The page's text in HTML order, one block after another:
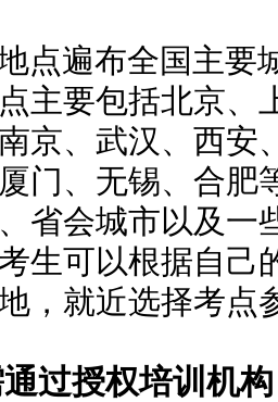
点遍布全国主要
主要包括北京、
京、武汉、西安
门、无锡、合肥
省会城市以及一
生可以根据自己
，就近选择考点
过授权培训机构